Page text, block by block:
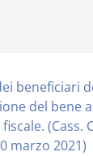
beneficiari
del bene
(Cass.
marzo 2021)